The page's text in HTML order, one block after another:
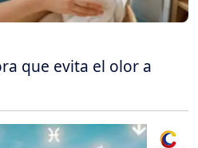
que evita el olor a